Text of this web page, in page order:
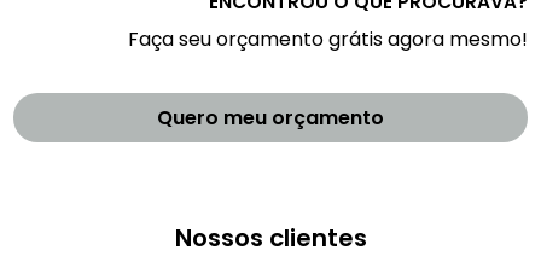
Faça seu orçamento grátis agora mesmo!
Quero meu orçamento
Nossos clientes